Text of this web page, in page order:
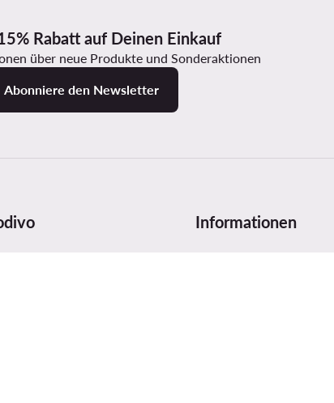
Rabatt auf Deinen Einkauf
über neue Produkte und Sonderaktionen
Abonniere den Newsletter
Informationen